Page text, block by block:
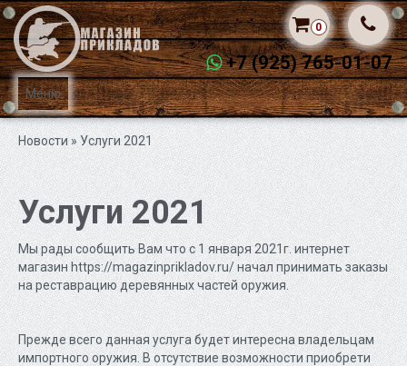
Меню
+7 (925) 765-01-07
0
Новости» Услуги 2021
Услуги 2021
Мы рады сообщить Вам что с 1 января 2021г. интернет
магазин https://magazinprikladov.ru/началпринимать заказы
на реставрацию деревянных частей оружия.
Прежде всего данная услуга будет интересна владельцам
импортного оружия. В отсутствие возможности приобрети